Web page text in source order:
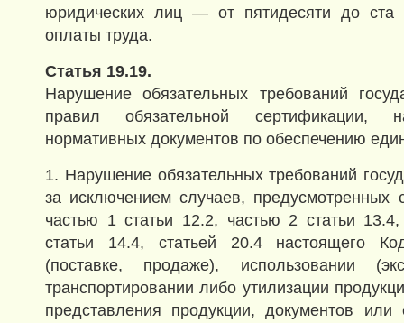
юридических лиц — от пятидесяти до ста
оплаты труда.
Статья 19.19.
Нарушение обязательных требований
правил обязательной сертификации,
нормативных документов по обеспечению
1. Нарушение обязательных требований
за исключением случаев, предусмотренных
частью 1 статьи 12.2, частью 2 статьи
статьи 14.4, статьей 20.4 настоящего
(поставке, продаже), использовании
транспортировании либо утилизации
представления продукции, документов